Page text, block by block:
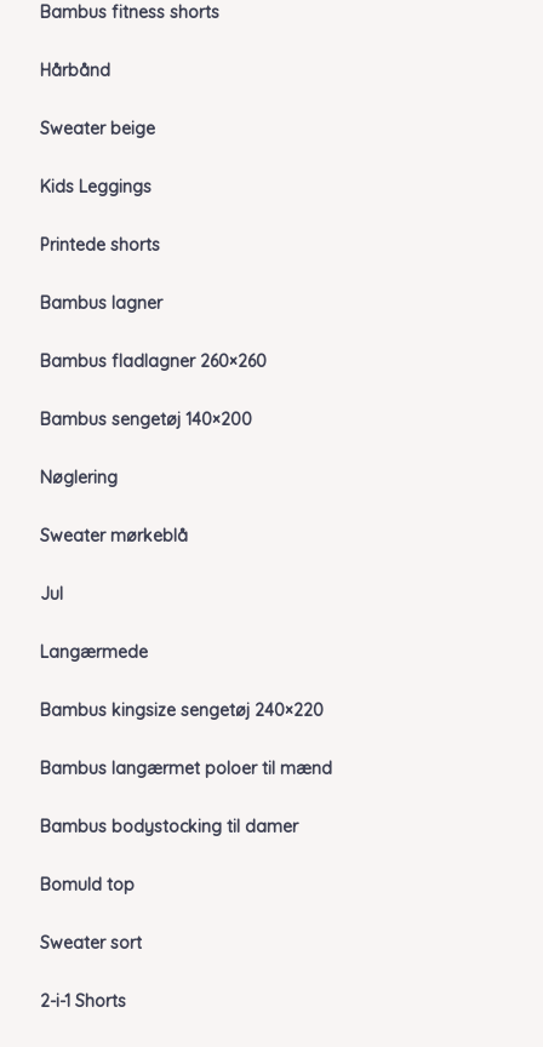
Bambus fitness shorts
Hårbånd
Sweater beige
Kids Leggings
Printede shorts
Bambus lagner
Bambus fladlagner 260×260
Bambus sengetøj 140×200
Nøglering
Sweater mørkeblå
Jul
Langærmede
Bambus kingsize sengetøj 240×220
Bambus langærmet poloer til mænd
Bambus bodystocking til damer
Bomuld top
Sweater sort
2-i-1 Shorts